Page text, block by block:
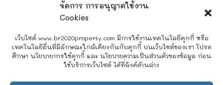
จัดการ การอนุญาตใช้งาน
Cookies
เว็บไซต์ www.br2020property.com มีการใช้งานเทคโนโลยีคุกกี้ หรือ
เทคโนโลยีอื่นที่มีลักษณะใกล้เคียงกันกับคุกกี้ บนเว็บไซต์ของเรา โปรด
ศึกษา นโยบายการใช้คุกกี้ และ นโยบายความเป็นส่วนตัวของข้อมูล ก่อน
ใช้บริการเว็บไซต์ ได้ที่ลิงค์ด้านล่าง
คำนวนสินเชื่อออนไลน์